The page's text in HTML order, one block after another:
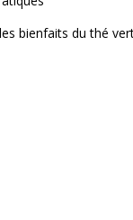
bienfaits du thé